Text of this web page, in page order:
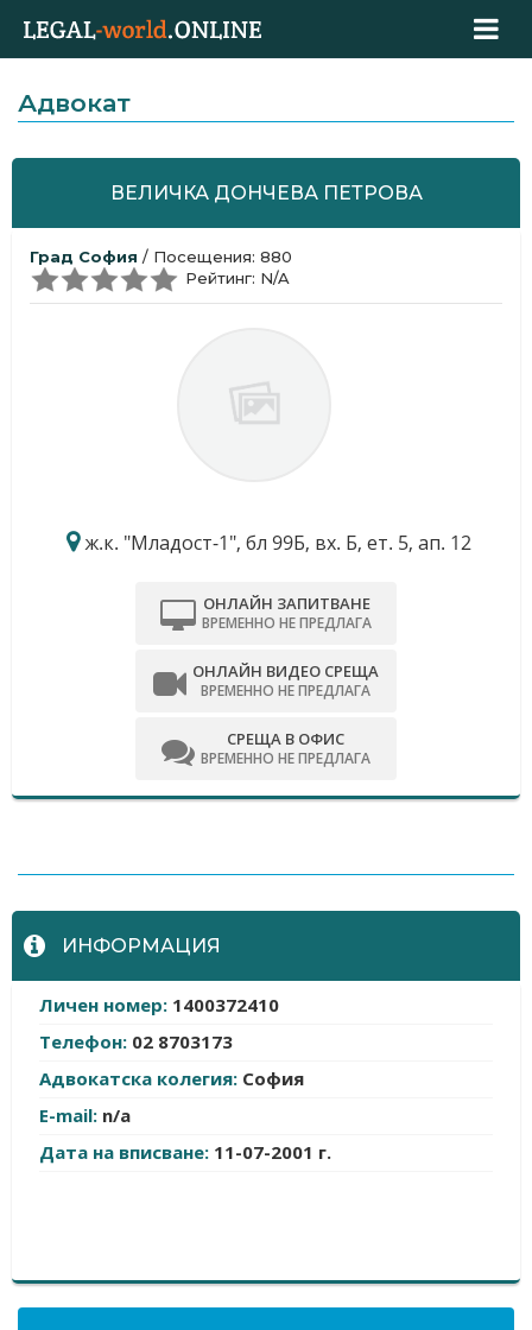
Адвокат
ВЕЛИЧКА ДОНЧЕВА ПЕТРОВА
Град София / Посещения: 880
Рейтинг: N/A
ж.к. "Младост-1", бл 99Б, вх. Б, ет. 5, ап. 12
ОНЛАЙН ЗАПИТВАНЕ
ВРЕМЕННО НЕ ПРЕДЛАГА
ОНЛАЙН ВИДЕО СРЕЩА
ВРЕМЕННО НЕ ПРЕДЛАГА
СРЕЩА В ОФИС
ВРЕМЕННО НЕ ПРЕДЛАГА
ИНФОРМАЦИЯ
Личен номер: 1400372410
Телефон: 02 8703173
Адвокатска колегия: София
E-mail: n/a
Дата на вписване: 11-07-2001 г.